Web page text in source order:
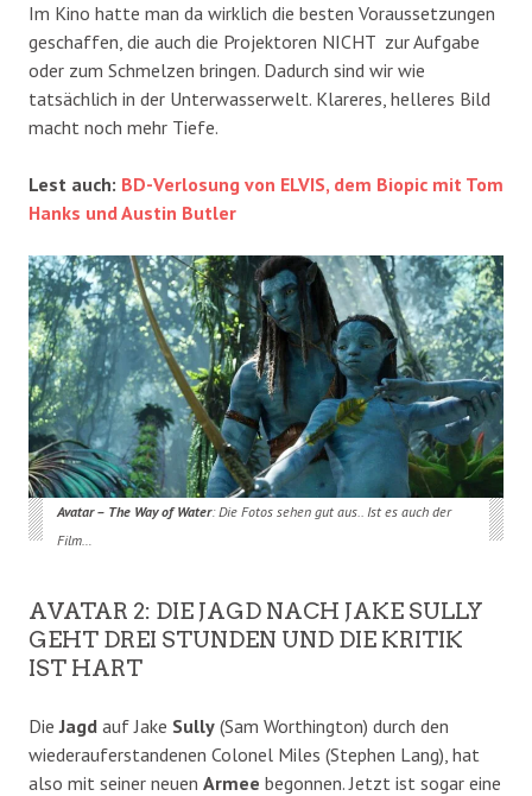
Im Kino hatte man da wirklich die besten Voraussetzungen
geschaffen, die auch die Projektoren NICHT zur Aufgabe
oder zum Schmelzen bringen. Dadurch sind wir wie
tatsächlich in der Unterwasserwelt. Klareres, helleres Bild
macht noch mehr Tiefe.
Lest auch: BD-Verlosung von ELVIS, dem Biopic mit Tom
Hanks und Austin Butler
Avatar – The Way of Water: Die Fotos sehen gut aus.. Ist es auch der
Film…
AVATAR 2: DIE JAGD NACH JAKE SULLY
GEHT DREI STUNDEN UND DIE KRITIK
IST HART
DieJagd auf Jake Sully (Sam Worthington) durch den
wiederauferstandenen Colonel Miles (Stephen Lang), hat
also mit seiner neuen Armee begonnen. Jetzt ist sogar eine